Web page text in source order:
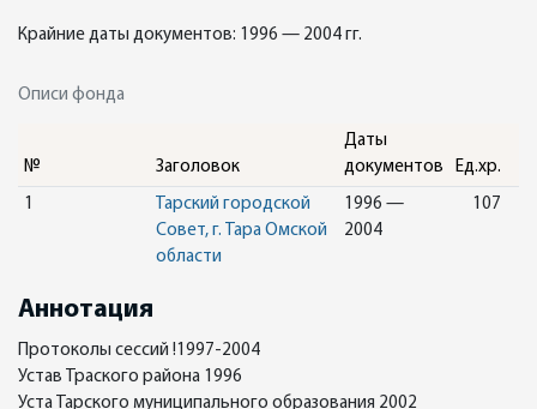
Крайние даты документов: 1996 — 2004 гг.
Описи фонда
№ Заголовок
Даты
документов
Ед.хр.
1
Тарский городской
Совет, г. Тара Омской
области
1996 —
2004
107
Аннотация
Протоколы сессий !1997-2004
Устав Траского района 1996
Уста Тарского муниципального образования 2002